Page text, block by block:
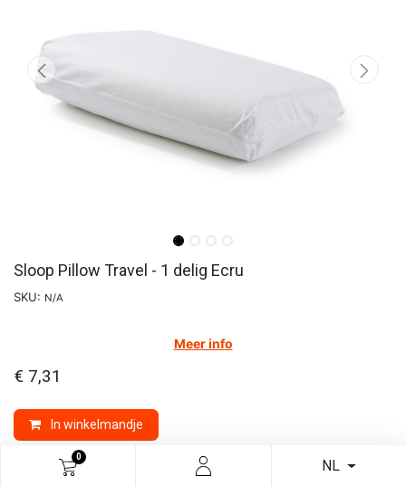
0
NL
Sloop Pillow Travel - 1 delig Ecru
SKU: N/A
Meer info
€ 7,31
In winkelmandje
THE PILLOW